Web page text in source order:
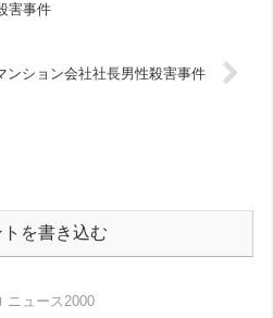
害事件
ンション会社社長男性殺害事件
トを書き込む
ニュース2000